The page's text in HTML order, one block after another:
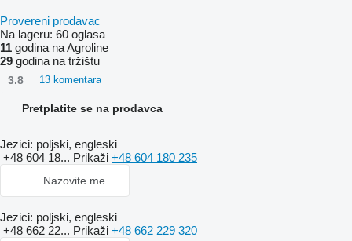
Provereni prodavac
Na lageru: 60 oglasa
11 godina na Agroline
29 godina na tržištu
3.8 13 komentara
Pretplatite se na prodavca
Jezici: poljski, engleski
+48 604 18... Prikaži +48 604 180 235
Nazovite me
Jezici: poljski, engleski
+48 662 22... Prikaži +48 662 229 320